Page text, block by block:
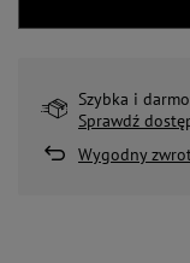
Szybka i
Sprawdź
Wygodny